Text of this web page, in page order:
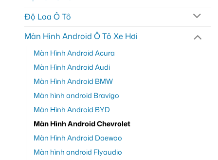
Độ Loa Ô Tô
Màn Hình Android Ô Tô Xe Hơi
Màn Hình Android Acura
Màn Hình Android Audi
Màn Hình Android BMW
Màn hình android Bravigo
Màn Hình Android BYD
Màn Hình Android Chevrolet
Màn Hình Android Daewoo
Màn hình android Flyaudio